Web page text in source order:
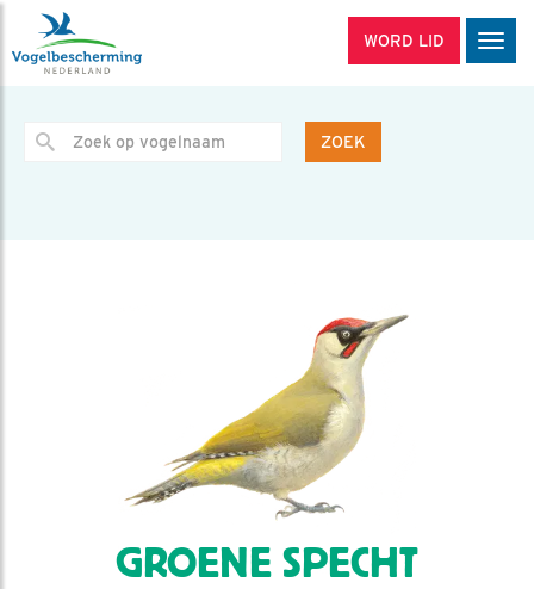
WORD LID
ZOEK
GROENE SPECHT